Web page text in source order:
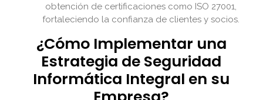
obtención de certificaciones como ISO 27001,
fortaleciendo la confianza de clientes y socios.
¿Cómo Implementar una
Estrategia de Seguridad
Informática Integral en su